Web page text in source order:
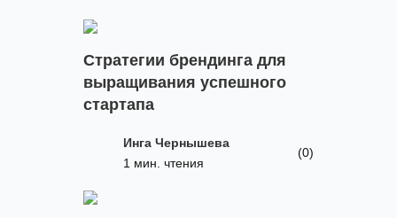
Стратегии брендинга для
выращивания успешного
стартапа
Инга Чернышева
1 мин. чтения
(0)